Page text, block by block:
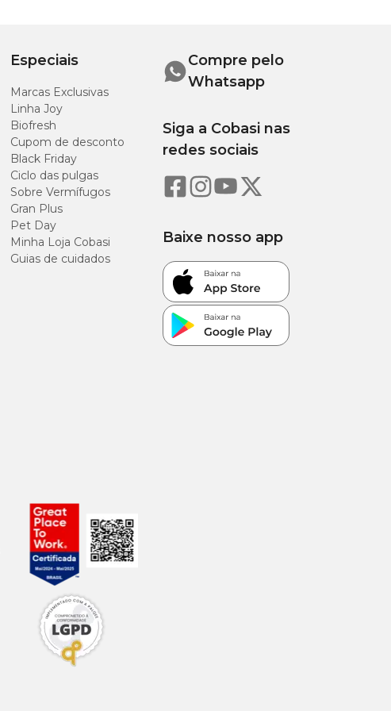
Especiais
Marcas Exclusivas
Linha Joy
Biofresh
Cupom de desconto
Black Friday
Ciclo das pulgas
Sobre Vermífugos
Gran Plus
Pet Day
Minha Loja Cobasi
Guias de cuidados
Compre pelo
Whatsapp
Siga a Cobasi nas
redes sociais
Baixe nosso app